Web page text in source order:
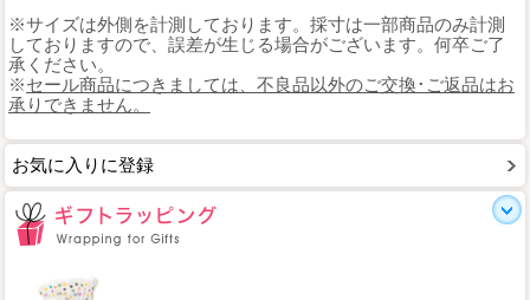
※サイズは外側を計測しております。採寸は一部商品のみ計測
しておりますので、誤差が生じる場合がございます。何卒ご了
承ください。
※セール商品につきましては、不良品以外のご交換･ご返品はお
承りできません。
お気に入りに登録